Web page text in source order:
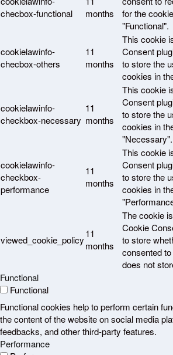
checbox-functional
months
for the
"Functional".
cookielawinfo-
checbox-others
11
months
This cookie
Consent
to store the
cookies in
cookielawinfo-
checkbox-necessary
11
months
This cookie
Consent
to store the
cookies in
"Necessary".
cookielawinfo-
checkbox-
performance
11
months
This cookie
Consent
to store the
cookies in
viewed_cookie_policy
11
months
The cookie
Cookie
to store
consented
does not
Functional
Functional
Functional cookies help to perform certain
the content of the website on social media
feedbacks, and other third-party features.
Performance